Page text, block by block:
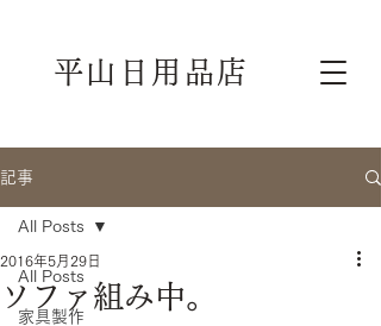
平山日用品店
記事
All Posts
家具製作
All Posts
ソファ組み中。
2016年5月29日